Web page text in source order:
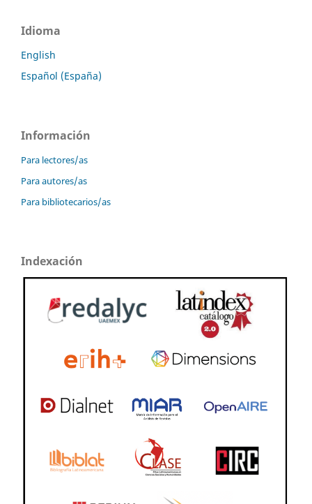
Idioma
English
Español (España)
Información
Para lectores/as
Para autores/as
Para bibliotecarios/as
Indexación